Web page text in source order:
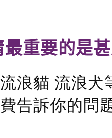
重要的是
浪貓 流浪
告訴你的問